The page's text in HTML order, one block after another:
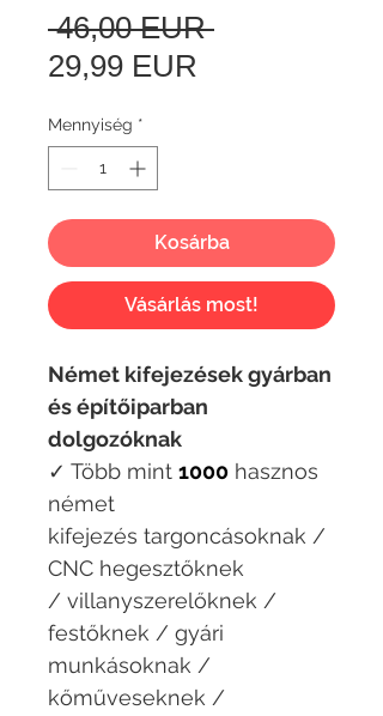
46,00 EUR Szokásos
29,99 EUR
Mennyiség *
Kosárba
Vásárlás most!
Német kifejezések gyárban
és építőiparban
dolgozóknak
✓ Több mint 1000 hasznos
német
kifejezés targoncásoknak /
CNC hegesztőknek
/ villanyszerelőknek /
festőknek / gyári
munkásoknak /
kőműveseknek /